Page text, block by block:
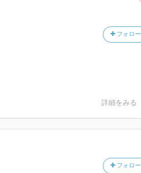
明化を図るしかないかも。
フォロー
詳細をみる
フォロー